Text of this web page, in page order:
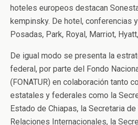
hoteles europeos destacan
kempinsky. De hotel, conferencias
Posadas, Park, Royal, Marriot,
De igual modo se presenta la
federal, por parte del Fondo
(FONATUR) en colaboración tanto
estatales y federales como la
Estado de Chiapas, la Secretaria
Relaciones Internacionales, la